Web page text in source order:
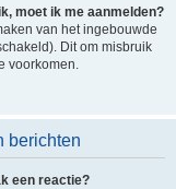
moet ik me aanmelden?
van het ingebouwde
Dit om misbruik
voorkomen.
berichten
een reactie?